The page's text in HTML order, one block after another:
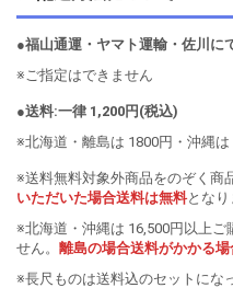
●福山通運・ヤマト運輸・佐川に
※ご指定はできません
●送料:一律 1,200円(税込)
※北海道・離島は 1800円・沖縄は
※送料無料対象外商品をのぞく商
いただいた場合送料は無料となり
※北海道・沖縄は 16,500円以上
せん。 離島の場合送料がかかる場
※長尺ものは送料込のセットにな